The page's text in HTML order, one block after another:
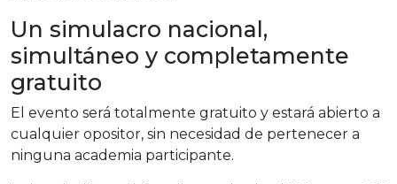
Un simulacro nacional,
simultáneo y completamente
gratuito
El evento será totalmente gratuito y estará abierto a
cualquier opositor, sin necesidad de pertenecer a
ninguna academia participante.